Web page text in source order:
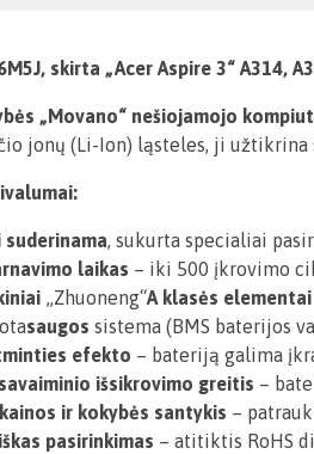
skirta „Acer Aspire 3“ A314,
„Movano“ nešiojamojo
jonų (Li-Ion) ląsteles, ji
suderinama, sukurta specialiai
laikas – iki 500 įkrovimo
„Zhuoneng“A klasės elementai
saugos sistema (BMS baterijos
efekto – bateriją galima
išsikrovimo greitis –
ir kokybės santykis –
pasirinkimas – atitiktis RoHS